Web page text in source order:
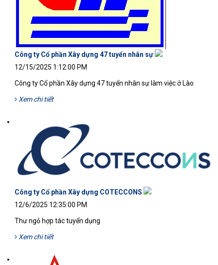
Công ty Cổ phần Xây dựng 47 tuyển nhân sự
12/15/2025 1:12:00 PM
Công ty Cổ phần Xây dựng 47 tuyển nhân sự làm việc ở Lào
Xem chi tiết
Công ty Cổ phần Xây dựng COTECCONS
12/6/2025 12:35:00 PM
Thư ngỏ hợp tác tuyển dụng
Xem chi tiết